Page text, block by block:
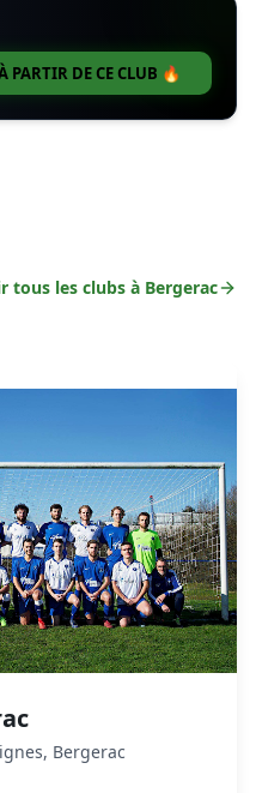
PARTIR DE CE CLUB 🔥
tous les clubs à Bergerac
, Bergerac